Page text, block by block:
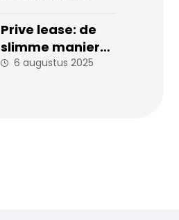
Prive lease: de
slimme manier
om zorgeloos
6 augustus 2025